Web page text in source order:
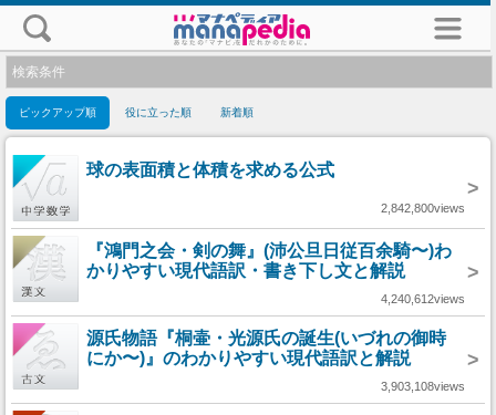
検索条件
ピックアップ順 役に立った順 新着順
球の表面積と体積を求める公式
>
2,842,800views
『鴻門之会・剣の舞』(沛公旦日従百余騎〜)わ
かりやすい現代語訳・書き下し文と解説
>
4,240,612views
源氏物語『桐壷・光源氏の誕生(いづれの御時
にか〜)』のわかりやすい現代語訳と解説
>
3,903,108views